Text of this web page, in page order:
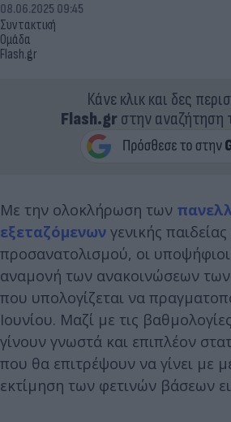
Συντακτική
Ομάδα
Flash.gr
08.06.2025 09:45
Κάνε κλικ και δες
Flash.grστην αναζήτηση
Με την ολοκλήρωση των
εξεταζόμενων γενικής παιδείας
προσανατολισμού, οι
αναμονή των ανακοινώσεων
που υπολογίζεται να
Ιουνίου. Μαζί με τις
γίνουν γνωστά και επιπλέον
που θα επιτρέψουν να γίνει με
εκτίμηση των φετινών βάσεων